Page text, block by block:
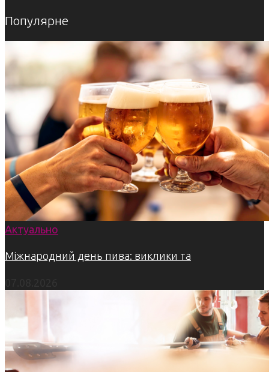
Популярне
Актуально
Міжнародний день пива: виклики та